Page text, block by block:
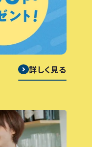
詳しく見る